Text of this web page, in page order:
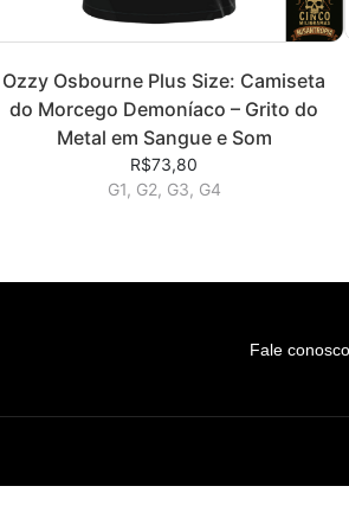
Ozzy Osbourne Plus Size: Camiseta
do Morcego Demoníaco – Grito do
Metal em Sangue e Som
R$73,80
G1, G2, G3, G4
Fale conosco